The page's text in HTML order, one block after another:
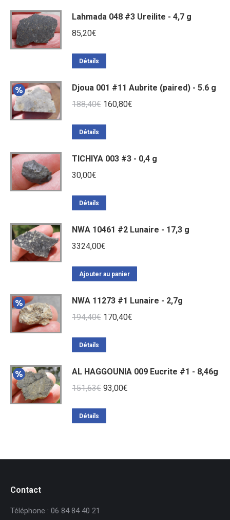
Lahmada 048 #3 Ureilite - 4,7 g
85,20€
Détails
Djoua 001 #11 Aubrite (paired) - 5.6 g
188,40€ Le
188,40€.
160,80€
160,80€.
Détails
TICHIYA 003 #3 - 0,4 g
30,00€
Détails
NWA 10461 #2 Lunaire - 17,3 g
3324,00€
Ajouter au panier
NWA 11273 #1 Lunaire - 2,7g
194,40€ Le
194,40€.
170,40€
170,40€.
Détails
AL HAGGOUNIA 009 Eucrite #1 - 8,46g
151,63€ Le
93,00€
Détails
Contact
Téléphone : 06 84 84 40 21